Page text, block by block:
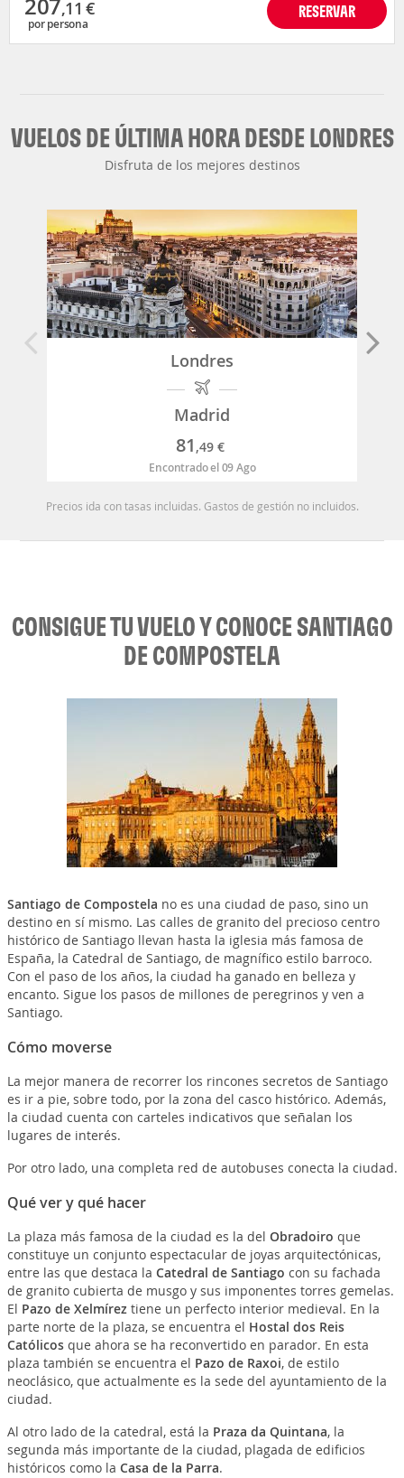
207,11 €
por persona
RESERVAR
VUELOS DE ÚLTIMA HORA DESDE LONDRES
Disfruta de los mejores destinos
Londres
Madrid
81 ,49 €
Encontrado el 09 Ago
Precios ida con tasas incluidas. Gastos de gestión no incluidos.
CONSIGUE TU VUELO Y CONOCE SANTIAGO
DE COMPOSTELA
Santiago de Compostela no es una ciudad de paso, sino un
destino en sí mismo. Las calles de granito del precioso centro
histórico de Santiago llevan hasta la iglesia más famosa de
España, la Catedral de Santiago, de magnífico estilo barroco.
Con el paso de los años, la ciudad ha ganado en belleza y
encanto. Sigue los pasos de millones de peregrinos y ven a
Santiago.
Cómo moverse
La mejor manera de recorrer los rincones secretos de Santiago
es ir a pie, sobre todo, por la zona del casco histórico. Además,
la ciudad cuenta con carteles indicativos que señalan los
lugares de interés.
Por otro lado, una completa red de autobuses conecta la ciudad.
Qué ver y qué hacer
La plaza más famosa de la ciudad es la del Obradoiro que
constituye un conjunto espectacular de joyas arquitectónicas,
entre las que destaca la Catedral de Santiago con su fachada
de granito cubierta de musgo y sus imponentes torres gemelas.
El Pazo de Xelmíreztiene un perfecto interior medieval. En la
parte norte de la plaza, se encuentra el Hostal dos Reis
Católicosque ahora se ha reconvertido en parador. En esta
plaza también se encuentra el Pazo de Raxoi, de estilo
neoclásico, que actualmente es la sede del ayuntamiento de la
ciudad.
Al otro lado de la catedral, está la Praza da Quintana, la
segunda más importante de la ciudad, plagada de edificios
históricos como la Casa de la Parra.